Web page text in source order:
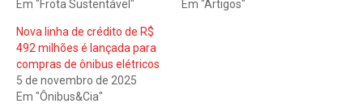
Em "Frota Sustentável"
Em "Artigos"
Nova linha de crédito de R$
492 milhões é lançada para
compras de ônibus elétricos
5 de novembro de 2025
Em "Ônibus&Cia"